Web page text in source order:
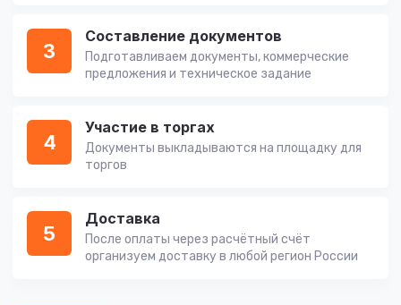
3
Составление документов
Подготавливаем документы, коммерческие
предложения и техническое задание
4
Участие в торгах
Документы выкладываются на площадку для
торгов
5
Доставка
После оплаты через расчётный счёт
организуем доставку в любой регион России